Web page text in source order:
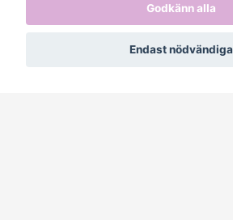
Godkänn alla
Endast nödvändiga